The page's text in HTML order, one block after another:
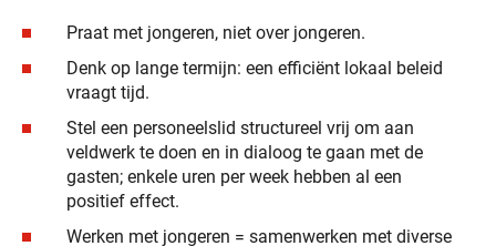
Praat met jongeren, niet over jongeren.
Denk op lange termijn: een efficiënt lokaal beleid
vraagt tijd.
Stel een personeelslid structureel vrij om aan
veldwerk te doen en in dialoog te gaan met de
gasten; enkele uren per week hebben al een
positief effect.
Werken met jongeren = samenwerken met diverse